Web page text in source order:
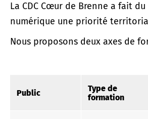
La CDC Cœur de Brenne a fait
numérique une priorité
Nous proposons deux axes de
Public
Type de
formation